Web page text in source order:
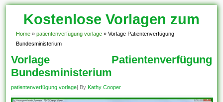
Kostenlose Vorlagen zum
Download!
Home » patientenverfügung vorlage » Vorlage Patientenverfügung
Bundesministerium
Vorlage Patientenverfügung
Bundesministerium
patientenverfügung vorlage| By Kathy Cooper